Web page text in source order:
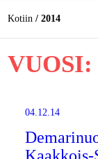
Kotiin 2014
VUOSI:
04.12.14